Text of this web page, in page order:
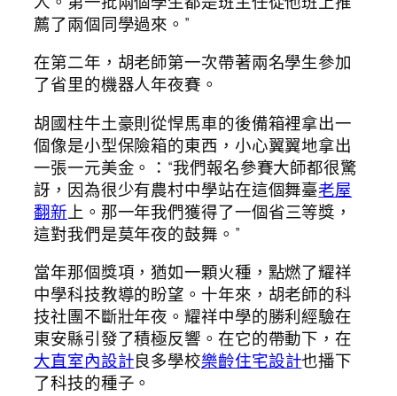
薦了兩個同學過來。”
在第二年，胡老師第一次帶著兩名學生參加
了省里的機器人年夜賽。
胡國柱牛土豪則從悍馬車的後備箱裡拿出一
個像是小型保險箱的東西，小心翼翼地拿出
一張一元美金。：“我們報名參賽大師都很驚
訝，因為很少有農村中學站在這個舞臺老屋
翻新上。那一年我們獲得了一個省三等獎，
這對我們是莫年夜的鼓舞。”
當年那個獎項，猶如一顆火種，點燃了耀祥
中學科技教導的盼望。十年來，胡老師的科
技社團不斷壯年夜。耀祥中學的勝利經驗在
東安縣引發了積極反響。在它的帶動下，在
大直室內設計良多學校樂齡住宅設計也播下
了科技的種子。